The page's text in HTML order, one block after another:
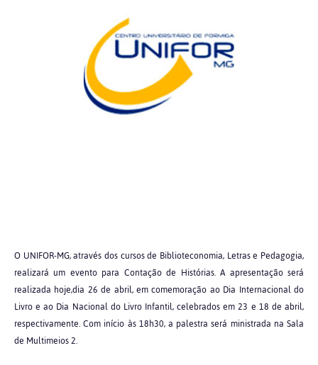
O UNIFOR-MG, através dos cursos de Biblioteconomia, Letras e Pedagogia,
realizará um evento para Contação de Histórias. A apresentação será
realizada hoje,dia 26 de abril, em comemoração ao Dia Internacional do
Livro e ao Dia Nacional do Livro Infantil, celebrados em 23 e 18 de abril,
respectivamente. Com início às 18h30, a palestra será ministrada na Sala
de Multimeios 2.